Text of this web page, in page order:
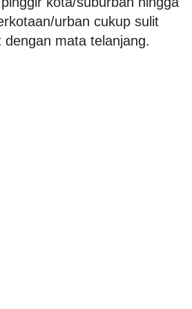
urban cukup sulit
mata telanjang.